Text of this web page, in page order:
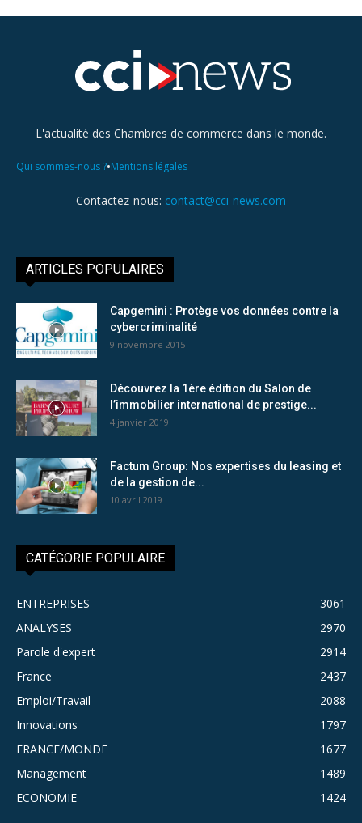
L'actualité des Chambres de commerce dans le monde.
Qui sommes-nous ?•Mentions légales
Contactez-nous: contact@cci-news.com
ARTICLES POPULAIRES
Capgemini : Protège vos données contre la
cybercriminalité
9 novembre 2015
Découvrez la 1ère édition du Salon de
l’immobilier international de prestige...
4 janvier 2019
Factum Group: Nos expertises du leasing et
de la gestion de...
10 avril 2019
CATÉGORIE POPULAIRE
ENTREPRISES
3061
ANALYSES
2970
Parole d'expert
2914
France
2437
Emploi/Travail
2088
Innovations
1797
FRANCE/MONDE
1677
Management
1489
ECONOMIE
1424